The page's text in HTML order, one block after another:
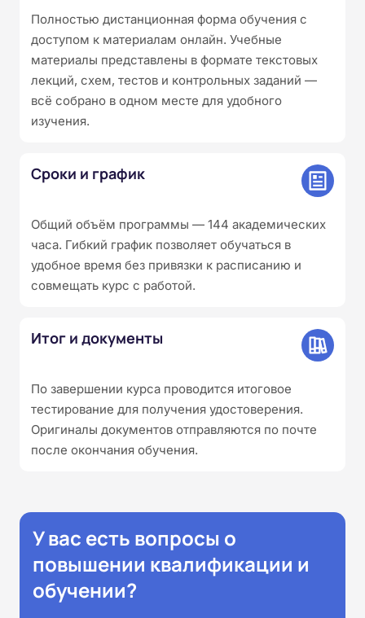
Полностью дистанционная форма обучения с
доступом к материалам онлайн. Учебные
материалы представлены в формате текстовых
лекций, схем, тестов и контрольных заданий —
всё собрано в одном месте для удобного
изучения.
Сроки и график
Общий объём программы — 144 академических
часа. Гибкий график позволяет обучаться в
удобное время без привязки к расписанию и
совмещать курс с работой.
Итог и документы
По завершении курса проводится итоговое
тестирование для получения удостоверения.
Оригиналы документов отправляются по почте
после окончания обучения.
У вас есть вопросы о
повышении квалификации и
обучении?